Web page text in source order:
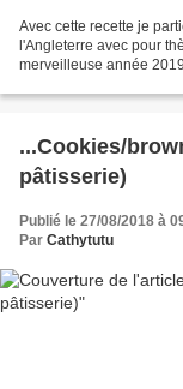
Avec cette recette je
l'Angleterre avec pour
merveilleuse année
...Cookies/
pâtisserie)
Publié le 27/08/2018 à
Par Cathytutu